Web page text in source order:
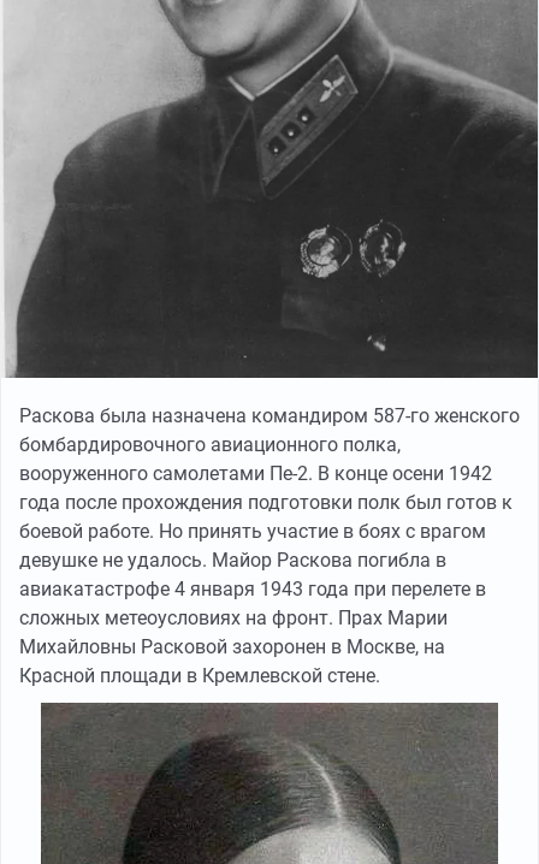
Раскова была назначена командиром 587-го женского
бомбардировочного авиационного полка,
вооруженного самолетами Пе-2. В конце осени 1942
года после прохождения подготовки полк был готов к
боевой работе. Но принять участие в боях с врагом
девушке не удалось. Майор Раскова погибла в
авиакатастрофе 4 января 1943 года при перелете в
сложных метеоусловиях на фронт. Прах Марии
Михайловны Расковой захоронен в Москве, на
Красной площади в Кремлевской стене.